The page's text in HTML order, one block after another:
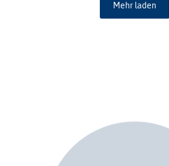
Mehr laden